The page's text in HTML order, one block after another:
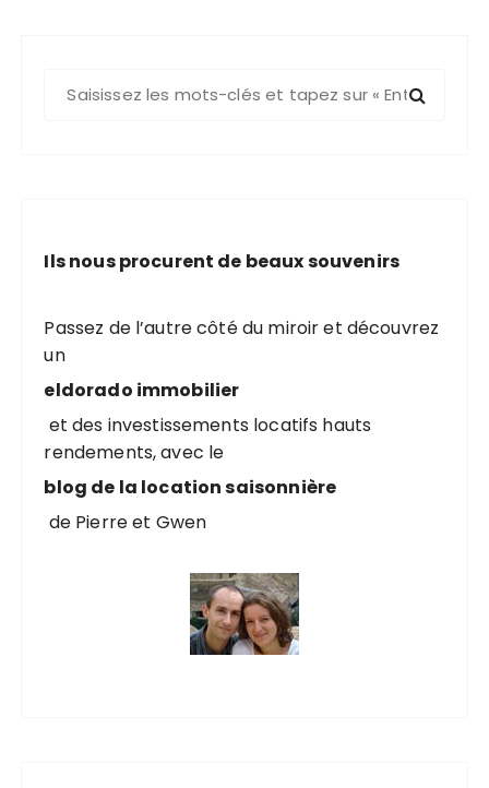
h
p
o
u
:
Ils nous procurent de beaux souvenirs
Passez de l’autre côté du miroir et découvrez
un
eldorado immobilier
et des investissements locatifs hauts
rendements, avec le
blog de la location saisonnière
de Pierre et Gwen